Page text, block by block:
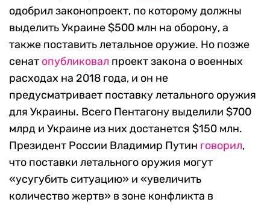
одобрил законопроект, по которому должны
выделить Украине $500 млн на оборону, а
также поставить летальное оружие. Но позже
сенат опубликовал проект закона о военных
расходах на 2018 года, и он не
предусматривает поставку летального оружия
для Украины. Всего Пентагону выделили $700
млрд и Украине из них достанется $150 млн.
Президент России Владимир Путин говорил,
что поставки летального оружия могут
«усугубить ситуацию» и «увеличить
количество жертв» в зоне конфликта в